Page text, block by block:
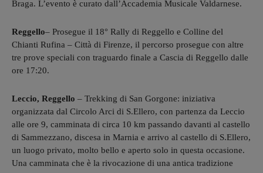
Braga. L’evento è curato dall’Accademia Musicale Valdarnese.
Reggello– Prosegue il 18° Rally di Reggello e Colline del
Chianti Rufina – Città di Firenze, il percorso prosegue con altre
tre prove speciali con traguardo finale a Cascia di Reggello dalle
ore 17:20.
Leccio, Reggello – Trekking di San Gorgone: iniziativa
organizzata dal Circolo Arci di S.Ellero, con partenza da Leccio
alle ore 9, camminata di circa 10 km passando davanti al castello
di Sammezzano, discesa in Marnia e arrivo al castello di S.Ellero,
un luogo privato, molto bello e aperto solo in questa occasione.
Una camminata che è la rivocazione di una antica tradizione